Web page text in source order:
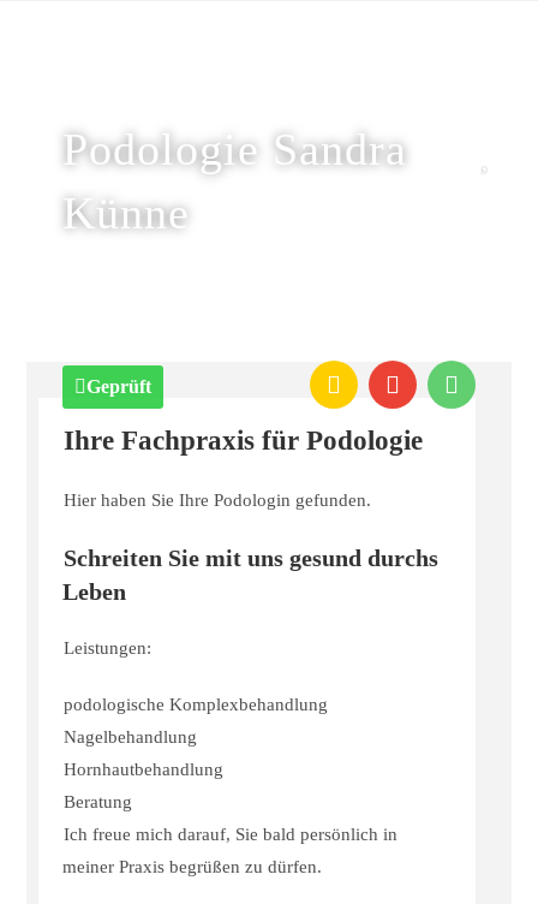
Podologie Sandra
Künne
Geprüft
Ihre Fachpraxis für Podologie
Hier haben Sie Ihre Podologin gefunden.
Schreiten Sie mit uns gesund durchs
Leben
Leistungen:
podologische Komplexbehandlung
Nagelbehandlung
Hornhautbehandlung
Beratung
Ich freue mich darauf, Sie bald persönlich in
meiner Praxis begrüßen zu dürfen.